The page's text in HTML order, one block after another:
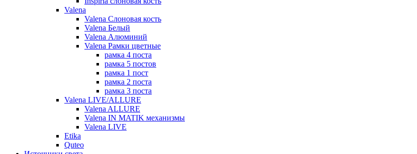
Valena
Valena Слоновая кость
Valena Белый
Valena Алюминий
Valena Рамки цветные
рамка 4 поста
рамка 5 постов
рамка 1 пост
рамка 2 поста
рамка 3 поста
Valena LIVE/ALLURE
Valena ALLURE
Valena IN MATIK механизмы
Valena LIVE
Etika
Quteo